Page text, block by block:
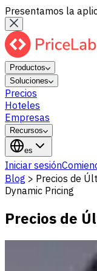
Presentamos la
Productos
Soluciones
Precios
Hoteles
Empresas
Recursos
es
Iniciar sesión
Blog > Precios de
Dynamic Pricing
Precios de